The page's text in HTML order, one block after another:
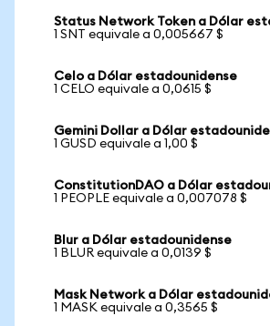
Status Network Token a Dólar
1 SNT equivale a 0,005667 $
Celo a Dólar estadounidense
1 CELO equivale a 0,0615 $
Gemini Dollar a Dólar
1 GUSD equivale a 1,00 $
ConstitutionDAO a Dólar
1 PEOPLE equivale a 0,007078 $
Blur a Dólar estadounidense
1 BLUR equivale a 0,0139 $
Mask Network a Dólar
1 MASK equivale a 0,3565 $